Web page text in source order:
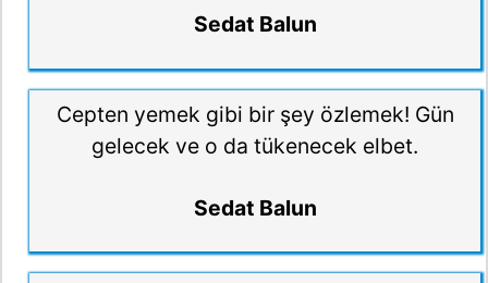
Sedat Balun
Cepten yemek gibi bir şey özlemek! Gün
gelecek ve o da tükenecek elbet.
Sedat Balun